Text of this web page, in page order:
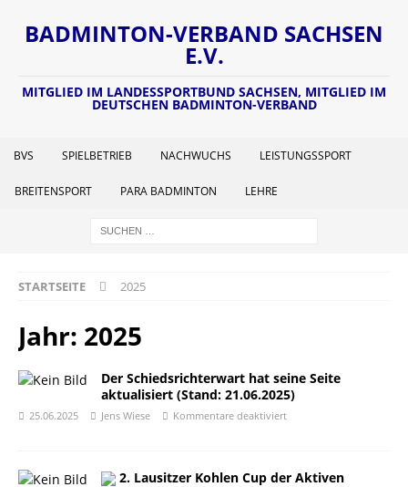
BADMINTON-VERBAND SACHSEN
E.V.
MITGLIED IM LANDESSPORTBUND SACHSEN, MITGLIED IM
DEUTSCHEN BADMINTON-VERBAND
BVS SPIELBETRIEB NACHWUCHS LEISTUNGSSPORT
BREITENSPORT PARA BADMINTON LEHRE
STARTSEITE 2025
Jahr: 2025
Der Schiedsrichterwart hat seine Seite
aktualisiert (Stand: 21.06.2025)
25.06.2025 Jens Wiese Kommentare deaktiviert
2. Lausitzer Kohlen Cup der Aktiven